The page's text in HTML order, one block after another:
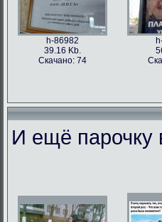
h-86982
39.16 Kb.
Скачано: 74
И ещё парочку